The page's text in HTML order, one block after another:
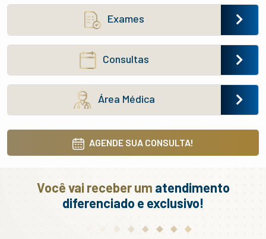
Exames
Consultas
Área Médica
AGENDE SUA CONSULTA!
Você vai receber um atendimento
diferenciado e exclusivo!